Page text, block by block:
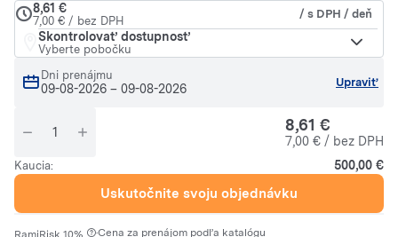
8,61 €
7,00 € / bez DPH
/ s DPH / deň
Skontrolovať dostupnosť
Vyberte pobočku
Dni prenájmu
09-08-2026 – 09-08-2026 Upraviť
8,61 €
7,00 € / bez DPH
Kaucia: 500,00 €
Uskutočnite svoju objednávku
RamiRisk 10% ·Cena za prenájom podľa katalógu